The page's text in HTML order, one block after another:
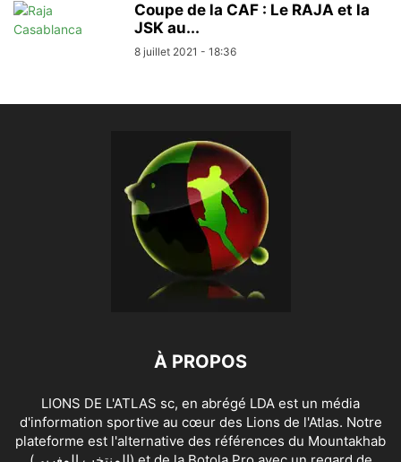
Coupe de la CAF : Le RAJA et la
JSK au...
8 juillet 2021 - 18:36
À PROPOS
LIONS DE L'ATLAS sc, en abrégé LDA est un média
d'information sportive au cœur des Lions de l'Atlas. Notre
plateforme est l'alternative des références du Mountakhab